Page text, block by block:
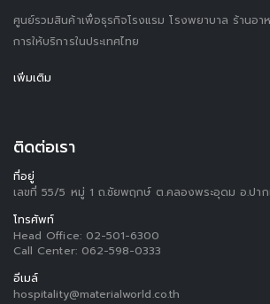
ศูนย์รวมสินค้าเพื่อธุรกิจโรงแรม โรงพยาบาล ร้านอา
การให้บริการในประเทศไทย
เพิ่มเติม
ติดต่อเรา
ที่อยู่
เลขที่ 55/5 หมู่ 1 ถ.ชัยพฤกษ์ ต.คลองพระอุดม อ.ปาก
โทรศัพท์
Head Office: 02-501-6300
Call Center: 062-598-0333
อีเมล์
hospitality@materialworld.co.th